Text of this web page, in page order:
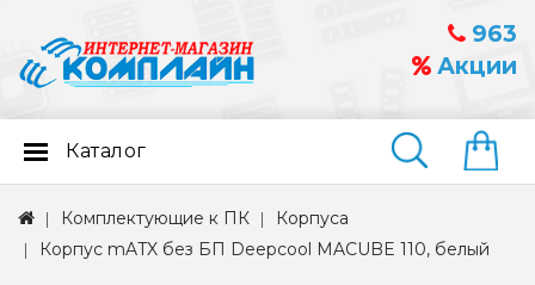
963
Акции
Найти
Каталог
Комплектующие к ПК
Корпуса
Корпус mATX без БП Deepcool MACUBE 110, белый